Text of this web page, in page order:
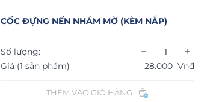
CỐC ĐỰNG NẾN NHÁM MỜ (KÈM NẮP)
Số lượng: − +
Giá (1 sản phẩm) 28.000 Vnđ
THÊM VÀO GIỎ HÀNG